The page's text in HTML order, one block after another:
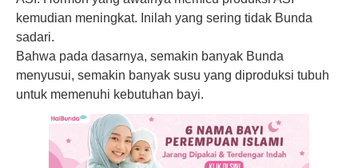
kemudian meningkat. Inilah yang sering tidak Bunda
sadari.
Bahwa pada dasarnya, semakin banyak Bunda
menyusui, semakin banyak susu yang diproduksi tubuh
untuk memenuhi kebutuhan bayi.